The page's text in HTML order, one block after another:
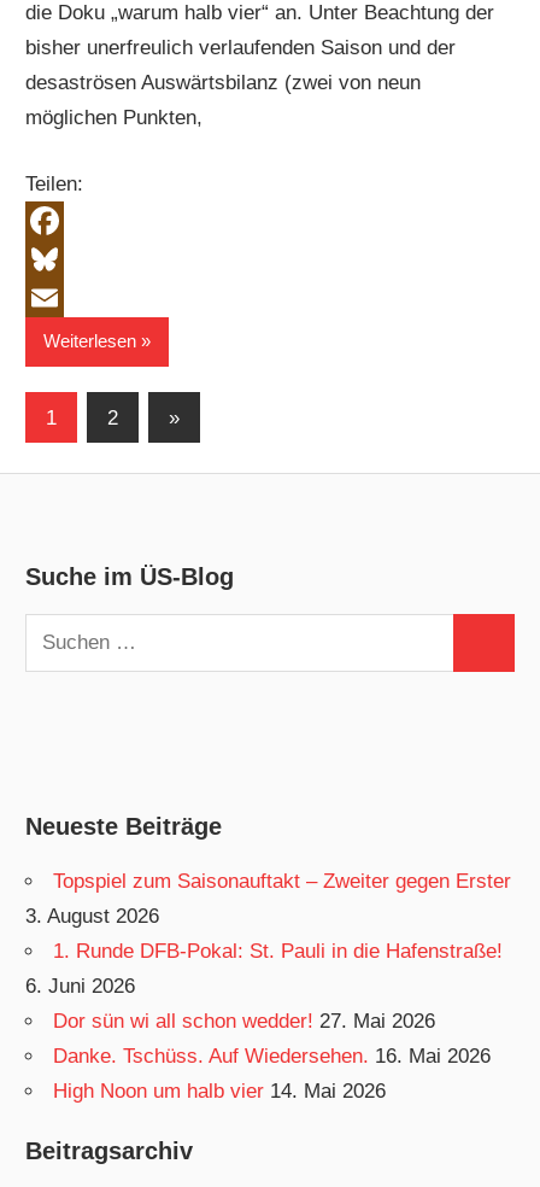
die Doku „warum halb vier“ an. Unter Beachtung der
bisher unerfreulich verlaufenden Saison und der
desaströsen Auswärtsbilanz (zwei von neun
möglichen Punkten,
Teilen:
Facebook
Bluesky
Email
Weiterlesen
Seitennummerierung
1 2
Nächste
»
Suche im ÜS-Blog
Suchen
nach:
Neueste Beiträge
Topspiel zum Saisonauftakt – Zweiter gegen Erster
3. August 2026
1. Runde DFB-Pokal: St. Pauli in die Hafenstraße!
6. Juni 2026
Dor sün wi all schon wedder! 27. Mai 2026
Danke. Tschüss. Auf Wiedersehen. 16. Mai 2026
High Noon um halb vier 14. Mai 2026
Beitragsarchiv